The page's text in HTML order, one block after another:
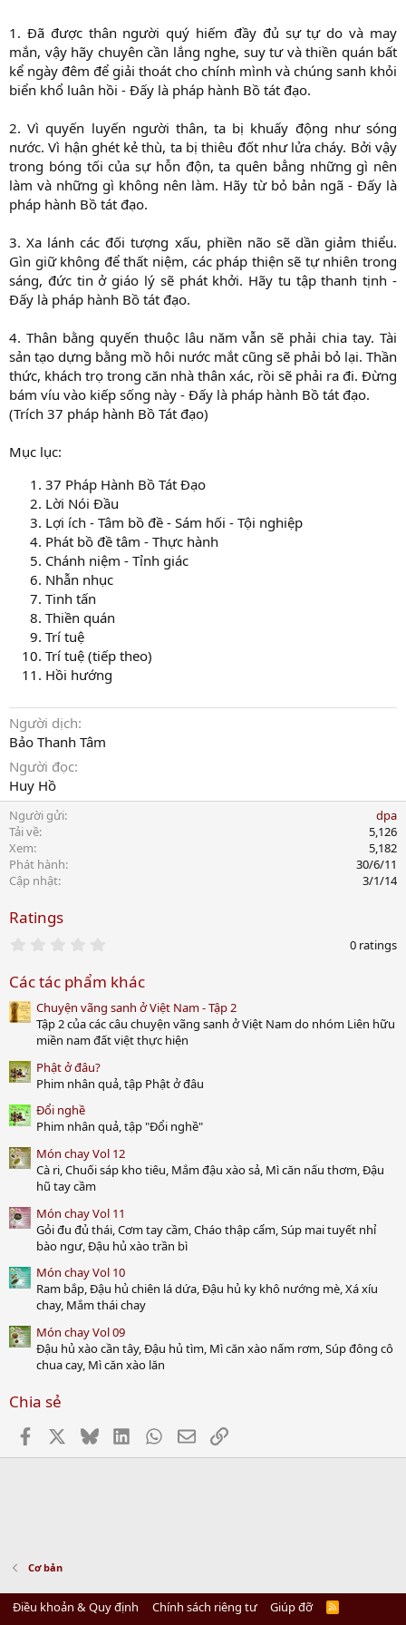
1. Đã được thân người quý hiếm đầy đủ sự tự do và may
mắn, vậy hãy chuyên cần lắng nghe, suy tư và thiền quán bất
kể ngày đêm để giải thoát cho chính mình và chúng sanh khỏi
biển khổ luân hồi - Đấy là pháp hành Bồ tát đạo.
2. Vì quyến luyến người thân, ta bị khuấy động như sóng
nước. Vì hận ghét kẻ thù, ta bị thiêu đốt như lửa cháy. Bởi vậy
trong bóng tối của sự hỗn độn, ta quên bẳng những gì nên
làm và những gì không nên làm. Hãy từ bỏ bản ngã - Đấy là
pháp hành Bồ tát đạo.
3. Xa lánh các đối tượng xấu, phiền não sẽ dần giảm thiểu.
Gìn giữ không để thất niệm, các pháp thiện sẽ tự nhiên trong
sáng, đức tin ở giáo lý sẽ phát khởi. Hãy tu tập thanh tịnh -
Đấy là pháp hành Bồ tát đạo.
4. Thân bằng quyến thuộc lâu năm vẫn sẽ phải chia tay. Tài
sản tạo dựng bằng mồ hôi nước mắt cũng sẽ phải bỏ lại. Thần
thức, khách trọ trong căn nhà thân xác, rồi sẽ phải ra đi. Đừng
bám víu vào kiếp sống này - Đấy là pháp hành Bồ tát đạo.
(Trích 37 pháp hành Bồ Tát đạo)
Mục lục:
37 Pháp Hành Bồ Tát Đạo
Lời Nói Đầu
Lợi ích - Tâm bồ đề - Sám hối - Tội nghiệp
Phát bồ đề tâm - Thực hành
Chánh niệm - Tỉnh giác
Nhẫn nhục
Tinh tấn
Thiền quán
Trí tuệ
Trí tuệ (tiếp theo)
Hồi hướng
Người dịch
Bảo Thanh Tâm
Người đọc
Huy Hồ
Người gửi
dpa
Tải về
5,126
Xem
5,182
Phát hành
30/6/11
Cập nhật
3/1/14
Ratings
0
t
a
r
(
)
0 ratings
Các tác phẩm khác
Chuyện vãng sanh ở Việt Nam - Tập 2
Tập 2 của các câu chuyện vãng sanh ở Việt Nam do nhóm Liên hữu
miền nam đất việt thực hiện
Phật ở đâu?
Phim nhân quả, tập Phật ở đâu
Đổi nghề
Phim nhân quả, tập "Đổi nghề"
Món chay Vol 12
Cà ri, Chuối sáp kho tiêu, Mắm đậu xào sả, Mì căn nấu thơm, Đậu
hũ tay cầm
Món chay Vol 11
Gỏi đu đủ thái, Cơm tay cầm, Cháo thập cẩm, Súp mai tuyết nhỉ
bào ngư, Đậu hủ xào trần bì
Món chay Vol 10
Ram bắp, Đậu hủ chiên lá dứa, Đậu hủ ky khô nướng mè, Xá xíu
chay, Mắm thái chay
Món chay Vol 09
Đậu hủ xào cần tây, Đậu hủ tìm, Mì căn xào nấm rơm, Súp đông cô
chua cay, Mì căn xào lăn
Chia sẻ
Facebook BlueskyLinkedInWhatsApp
EmailLink
Cơ bản
Điều khoản & Quy định Chính sách riêng tư Giúp đỡ
R